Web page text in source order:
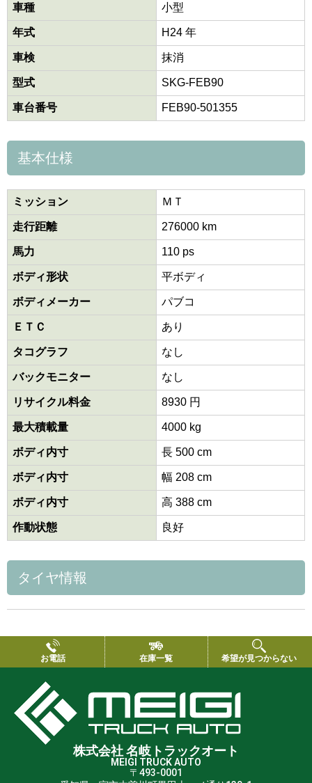
車種 小型
年式 H24 年
車検 抹消
型式 SKG-FEB90
車台番号 FEB90-501355
基本仕様
ミッション ＭＴ
走行距離 276000 km
馬力 110 ps
ボディ形状 平ボディ
ボディメーカー パブコ
ＥＴＣ あり
タコグラフ なし
バックモニター なし
リサイクル料金 8930 円
最大積載量 4000 kg
ボディ内寸 長 500 cm
ボディ内寸 幅 208 cm
ボディ内寸 高 388 cm
作動状態 良好
タイヤ情報
お電話 在庫一覧 希望が見つからない
株式会社 名岐トラックオート
MEIGI TRUCK AUTO
〒493-0001